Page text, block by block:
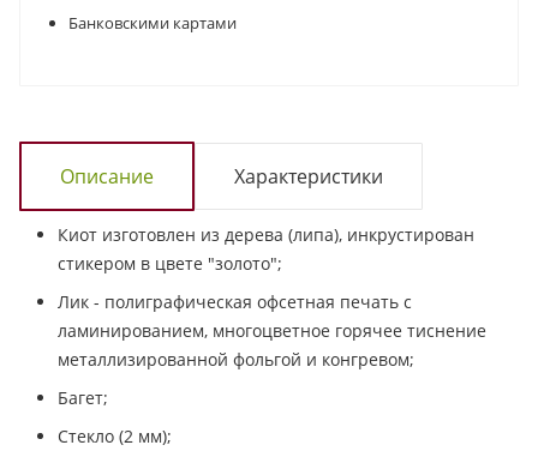
Банковскими картами
Описание Характеристики
Киот изготовлен из дерева (липа), инкрустирован
стикером в цвете "золото";
Лик - полиграфическая офсетная печать с
ламинированием, многоцветное горячее тиснение
металлизированной фольгой и конгревом;
Багет;
Стекло (2 мм);